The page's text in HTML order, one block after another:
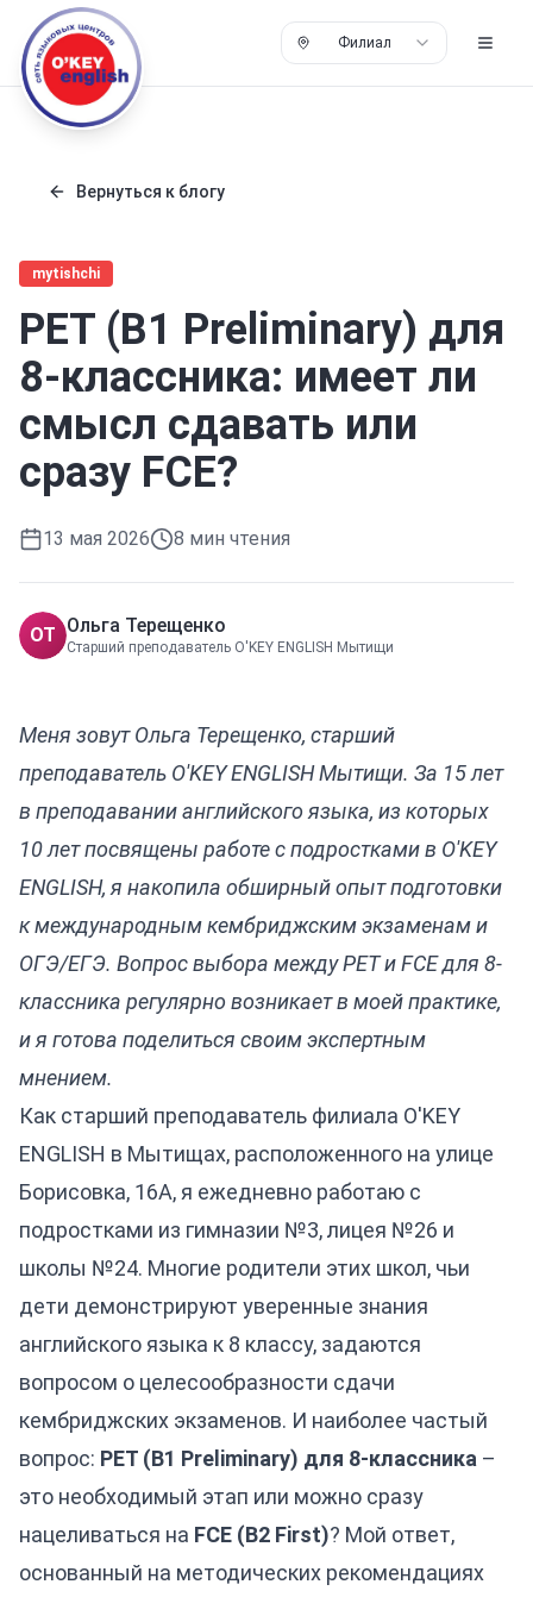
Филиал
Вернуться к блогу
mytishchi
PET (B1 Preliminary) для
8-классника: имеет ли
смысл сдавать или
сразу FCE?
13 мая 2026 8 мин чтения
ОТ Ольга Терещенко
Старший преподаватель O'KEY ENGLISH Мытищи
Меня зовут Ольга Терещенко, старший
преподаватель O'KEY ENGLISH Мытищи. За 15 лет
в преподавании английского языка, из которых
10 лет посвящены работе с подростками в O'KEY
ENGLISH, я накопила обширный опыт подготовки
к международным кембриджским экзаменам и
ОГЭ/ЕГЭ. Вопрос выбора между PET и FCE для 8-
классника регулярно возникает в моей практике,
и я готова поделиться своим экспертным
мнением.
Как старший преподаватель филиала O'KEY
ENGLISH в Мытищах, расположенного на улице
Борисовка, 16А, я ежедневно работаю с
подростками из гимназии №3, лицея №26 и
школы №24. Многие родители этих школ, чьи
дети демонстрируют уверенные знания
английского языка к 8 классу, задаются
вопросом о целесообразности сдачи
кембриджских экзаменов. И наиболее частый
вопрос: PET (B1 Preliminary) для 8-классника –
это необходимый этап или можно сразу
нацеливаться на FCE (B2 First)? Мой ответ,
основанный на методических рекомендациях